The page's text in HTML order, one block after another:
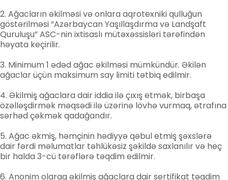
Ağacların əkilməsi və onlara aqrotexniki qulluğun
göstərilməsi “Azərbaycan Yaşıllaşdırma və Landşaft
Quruluşu” ASC-nin ixtisaslı mütəxəssisləri tərəfindən
həyata keçirilir.
Minimum 1 ədəd ağac əkilməsi mümkündür. Əkilən
ağaclar üçün maksimum say limiti tətbiq edilmir.
Əkilmiş ağaclara dair iddia ilə çıxış etmək, birbaşa
özəlləşdirmək məqsədi ilə üzərinə lövhə vurmaq, ətrafına
sərhəd çəkmək qadağandır.
Ağac əkmiş, həmçinin hədiyyə qəbul etmiş şəxslərə
dair fərdi məlumatlar təhlükəsiz şəkildə saxlanılır və heç
bir halda 3-cü tərəflərə təqdim edilmir.
Anonim olaraq əkilmiş ağaclara dair sertifikat təqdim